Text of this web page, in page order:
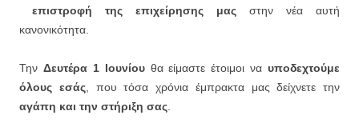
επιστροφή της επιχείρησης μας στην νέα αυτή
κανονικότητα.
Την Δευτέρα 1 Ιουνίουθα είμαστε έτοιμοι να υποδεχτούμε
όλους εσάς, που τόσα χρόνια έμπρακτα μας δείχνετε την
αγάπη και την στήριξη σας